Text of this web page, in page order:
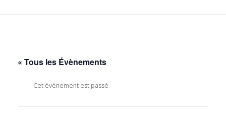
« Tous les Évènements
Cet évènement est passé